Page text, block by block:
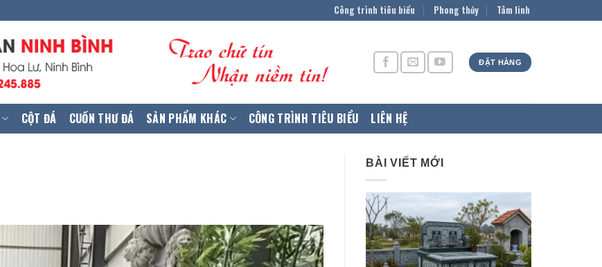
Công trình tiêu biểu Phong thủy Tâm linh
ĐẶT HÀNG
CỘT ĐÁ CUỐN THƯ ĐÁ SẢN PHẨM KHÁC CÔNG TRÌNH TIÊU BIỂU LIÊN HỆ
BÀI VIẾT MỚI